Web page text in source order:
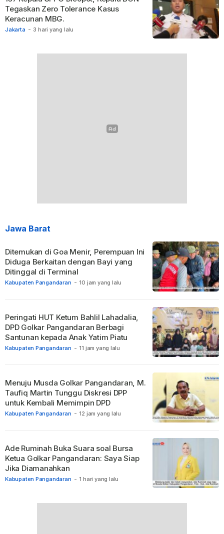
Jakarta - 3 hari yang lalu
Tegaskan Zero Tolerance Kasus
Keracunan MBG.
Jawa Barat
Kabupaten Pangandaran - 10 jam yang lalu
Ditemukan di Goa Menir, Perempuan Ini
Diduga Berkaitan dengan Bayi yang
Ditinggal di Terminal
Kabupaten Pangandaran - 11 jam yang lalu
Peringati HUT Ketum Bahlil Lahadalia,
DPD Golkar Pangandaran Berbagi
Santunan kepada Anak Yatim Piatu
Kabupaten Pangandaran - 12 jam yang lalu
Menuju Musda Golkar Pangandaran, M.
Taufiq Martin Tunggu Diskresi DPP
untuk Kembali Memimpin DPD
Kabupaten Pangandaran - 1 hari yang lalu
Ade Ruminah Buka Suara soal Bursa
Ketua Golkar Pangandaran: Saya Siap
Jika Diamanahkan